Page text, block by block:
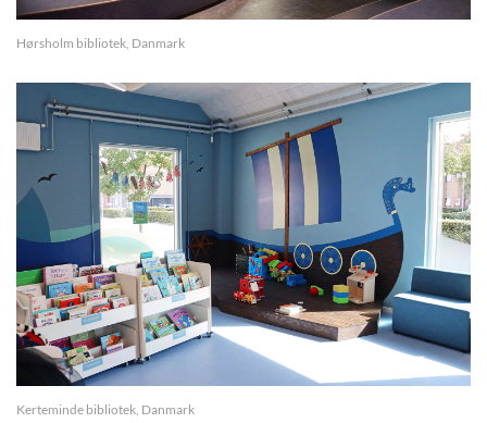
Hørsholm bibliotek, Danmark
Kerteminde bibliotek, Danmark